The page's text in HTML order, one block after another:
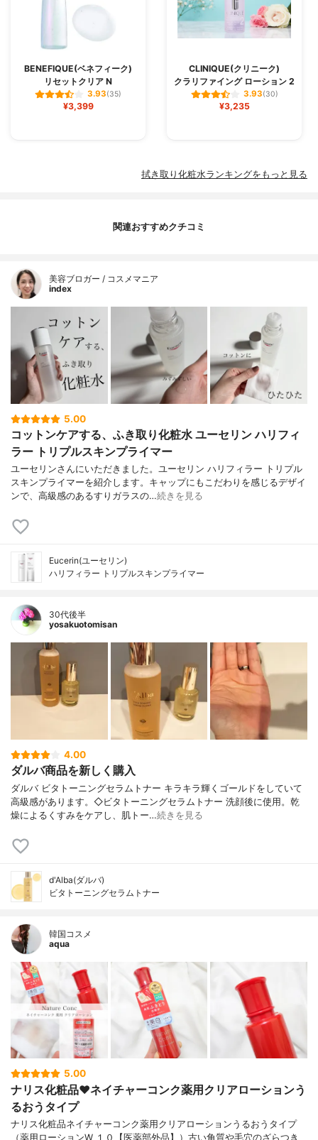
BENEFIQUE(ベネフィーク)
リセットクリア N
3.93(35)
¥3,399
CLINIQUE(クリニーク)
クラリファイング ローション 2
3.93(30)
¥3,235
拭き取り化粧水ランキングをもっと見る
関連おすすめクチコミ
美容ブロガー / コスメマニア
index
5.00
コットンケアする、ふき取り化粧水 ユーセリン ハリフィ
ラー トリプルスキンプライマー
ユーセリンさんにいただきました。ユーセリン ハリフィラー トリプル
スキンプライマーを紹介します。キャップにもこだわりを感じるデザイ
ンで、高級感のあるすりガラスの…続きを見る
Eucerin(ユーセリン)
ハリフィラー トリプルスキンプライマー
30代後半
yosakuotomisan
4.00
ダルバ商品を新しく購入
ダルバ ビタトーニングセラムトナー キラキラ輝くゴールドをしていて
高級感があります。◇ビタトーニングセラムトナー 洗顔後に使用。乾
燥によるくすみをケアし、肌トー…続きを見る
d'Alba(ダルバ)
ビタトーニングセラムトナー
韓国コスメ
aqua
5.00
ナリス化粧品❤️ネイチャーコンク薬用クリアローションう
るおうタイプ
ナリス化粧品ネイチャーコンク薬用クリアローションうるおうタイプ
（薬用ローションW １０【医薬部外品】）古い角質や毛穴のざらつき